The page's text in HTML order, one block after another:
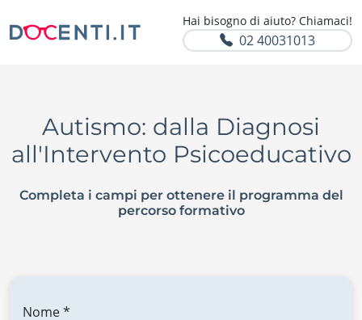
Hai bisogno di aiuto? Chiamaci!
02 40031013
Autismo: dalla Diagnosi
all'Intervento Psicoeducativo
Completa i campi per ottenere il programma del
percorso formativo
Nome *